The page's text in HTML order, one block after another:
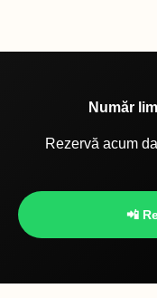
Număr
Rezervă acum
📲